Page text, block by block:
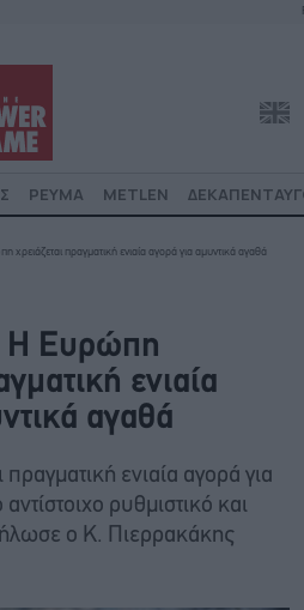
ΡΕΥΜΑ METLEN
χρειάζεται πραγματική ενιαία αγορά για αμυντικά αγαθά
Η Ευρώπη
ενιαία
αγαθά
ενιαία αγορά για
ρυθμιστικό και
ο Κ. Πιερρακάκης